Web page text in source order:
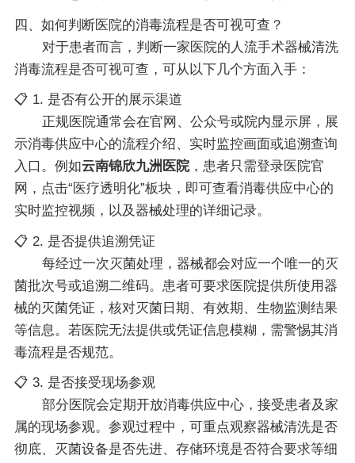
四、如何判断医院的消毒流程是否可视可查？
对于患者而言，判断一家医院的人流手术器械清洗
消毒流程是否可视可查，可从以下几个方面入手：
📋 1. 是否有公开的展示渠道
正规医院通常会在官网、公众号或院内显示屏，展
示消毒供应中心的流程介绍、实时监控画面或追溯查询
入口。例如云南锦欣九洲医院，患者只需登录医院官
网，点击“医疗透明化”板块，即可查看消毒供应中心的
实时监控视频，以及器械处理的详细记录。
📋 2. 是否提供追溯凭证
每经过一次灭菌处理，器械都会对应一个唯一的灭
菌批次号或追溯二维码。患者可要求医院提供所使用器
械的灭菌凭证，核对灭菌日期、有效期、生物监测结果
等信息。若医院无法提供或凭证信息模糊，需警惕其消
毒流程是否规范。
📋 3. 是否接受现场参观
部分医院会定期开放消毒供应中心，接受患者及家
属的现场参观。参观过程中，可重点观察器械清洗是否
彻底、灭菌设备是否先进、存储环境是否符合要求等细